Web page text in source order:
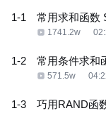
1-1 常用求和函数
1741.2w
1-2 常用条件求和
571.5w
1-3
巧用RAND函